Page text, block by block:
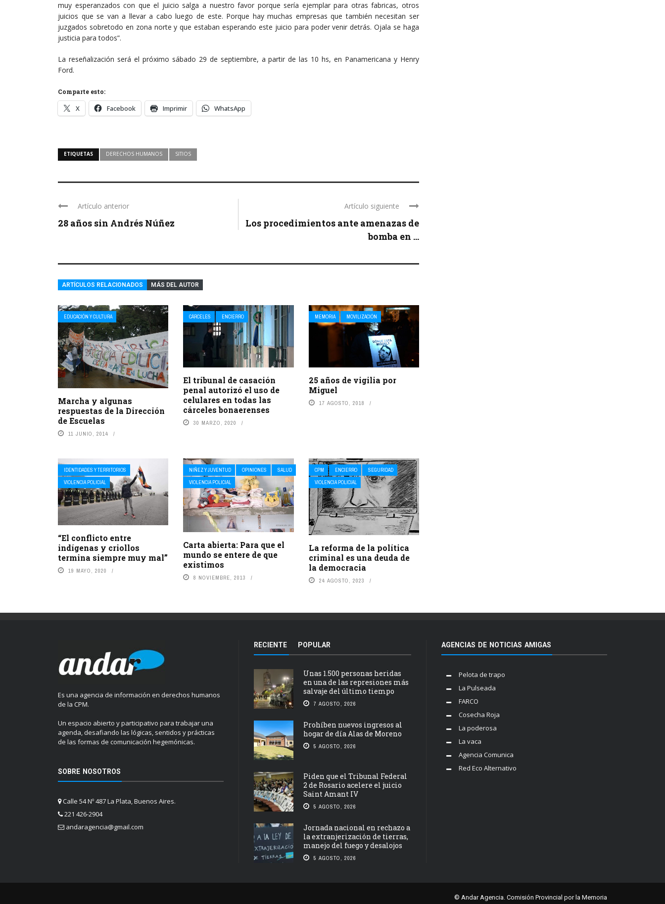
muy esperanzados con que el juicio salga a nuestro favor porque sería ejemplar para otras fabricas, otros
juicios que se van a llevar a cabo luego de este. Porque hay muchas empresas que también necesitan ser
juzgados sobretodo en zona norte y que estaban esperando este juicio para poder venir detrás. Ojala se haga
justicia para todos”.
La reseñalización será el próximo sábado 29 de septiembre, a partir de las 10 hs, en Panamericana y Henry
Ford.
Comparte esto:
X Facebook Imprimir WhatsApp
ETIQUETAS DERECHOS HUMANOS SITIOS
Artículo anterior
28 años sin Andrés Núñez
Artículo siguiente
Los procedimientos ante amenazas de
bomba en ...
ARTÍCULOS RELACIONADOS MÁS DEL AUTOR
EDUCACIÓN Y CULTURA
Marcha y algunas
respuestas de la Dirección
de Escuelas
11 JUNIO, 2014
CÁRCELES ENCIERRO
El tribunal de casación
penal autorizó el uso de
celulares en todas las
cárceles bonaerenses
30 MARZO, 2020
MEMORIA MOVILIZACIÓN
25 años de vigilia por
Miguel
17 AGOSTO, 2018
IDENTIDADES Y TERRITORIOS
VIOLENCIA POLICIAL
“El conflicto entre
indígenas y criollos
termina siempre muy mal”
19 MAYO, 2020
NIÑEZ Y JUVENTUD OPINIONES
SALUD
VIOLENCIA POLICIAL
Carta abierta: Para que el
mundo se entere de que
existimos
8 NOVIEMBRE, 2013
CPM ENCIERRO
SEGURIDAD
VIOLENCIA POLICIAL
La reforma de la política
criminal es una deuda de
la democracia
24 AGOSTO, 2023
Es una agencia de información en derechos humanos
de la CPM.
Un espacio abierto y participativo para trabajar una
agenda, desafiando las lógicas, sentidos y prácticas
de las formas de comunicación hegemónicas.
SOBRE NOSOTROS
Calle 54 Nº 487 La Plata, Buenos Aires.
221 426-2904
andaragencia@gmail.com
RECIENTE POPULAR
Unas 1.500 personas heridas
en una de las represiones más
salvaje del último tiempo
7 AGOSTO, 2026
Prohíben nuevos ingresos al
hogar de día Alas de Moreno
5 AGOSTO, 2026
Piden que el Tribunal Federal
2 de Rosario acelere el juicio
Saint Amant IV
5 AGOSTO, 2026
Jornada nacional en rechazo a
la extranjerización de tierras,
manejo del fuego y desalojos
5 AGOSTO, 2026
AGENCIAS DE NOTICIAS AMIGAS
Pelota de trapo
La Pulseada
FARCO
Cosecha Roja
La poderosa
La vaca
Agencia Comunica
Red Eco Alternativo
© Andar Agencia. Comisión Provincial por la Memoria